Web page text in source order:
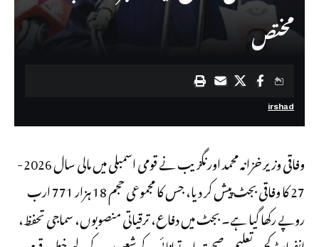
مختص
irshad
وفاقی وزیر خزانہ محمد اورنگزیب نے قومی اسمبلی میں مالی سال 2026-
27 کا وفاقی بجٹ پیش کر دیا، جس کا مجموعی حجم 18 ہزار 771 ارب
روپے رکھا گیا ہے۔ بجٹ میں دفاع، ترقیاتی منصوبوں، سماجی تحفظ،